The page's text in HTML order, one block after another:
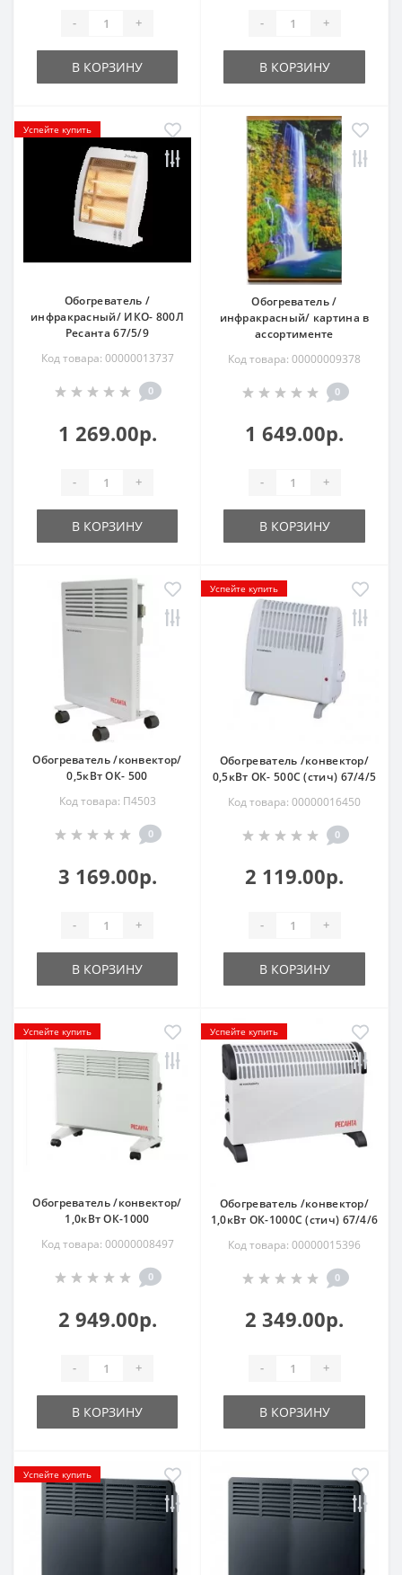
- +
В КОРЗИНУ
- +
В КОРЗИНУ
Успейте купить
Обогреватель /
инфракрасный/ ИКО- 800Л
Ресанта 67/5/9
Код товара: 00000013737
0
1 269.00р.
- +
В КОРЗИНУ
Обогреватель /
инфракрасный/ картина в
ассортименте
Код товара: 00000009378
0
1 649.00р.
- +
В КОРЗИНУ
Обогреватель /конвектор/
0,5кВт ОК- 500
Код товара: П4503
0
3 169.00р.
- +
В КОРЗИНУ
Успейте купить
Обогреватель /конвектор/
0,5кВт ОК- 500С (стич) 67/4/5
Код товара: 00000016450
0
2 119.00р.
- +
В КОРЗИНУ
Успейте купить
Обогреватель /конвектор/
1,0кВт ОК-1000
Код товара: 00000008497
0
2 949.00р.
- +
В КОРЗИНУ
Успейте купить
Обогреватель /конвектор/
1,0кВт ОК-1000С (стич) 67/4/6
Код товара: 00000015396
0
2 349.00р.
- +
В КОРЗИНУ
Успейте купить